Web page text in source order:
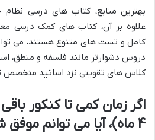
بهترین منابع، کتاب های درسی
علاوه بر آن، کتاب های کمک درسی
کامل و تست های متنوع هستند، می
دروس دشوارتر مانند فلسفه و منطق،
کلاس های تقویتی نزد اساتید
اگر زمان کمی تا کنکور
۴ ماه)، آیا می توانم موفق شوم؟